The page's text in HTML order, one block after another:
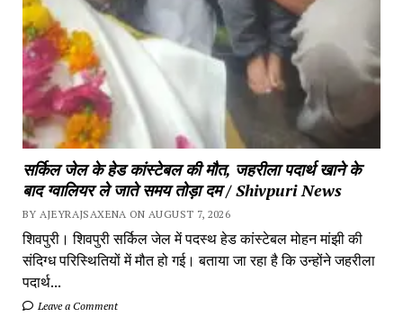
सर्किल जेल के हेड कांस्टेबल की मौत, जहरीला पदार्थ खाने के
बाद ग्वालियर ले जाते समय तोड़ा दम / Shivpuri News
BY AJEYRAJSAXENA ON AUGUST 7, 2026
शिवपुरी। शिवपुरी सर्किल जेल में पदस्थ हेड कांस्टेबल मोहन मांझी की
संदिग्ध परिस्थितियों में मौत हो गई। बताया जा रहा है कि उन्होंने जहरीला
पदार्थ...
Leave a Comment